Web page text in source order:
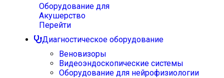
Оборудование для
Акушерство
Перейти
Диагностическое оборудование
Веновизоры
Видеоэндоскопические системы
Оборудование для нейрофизиологии